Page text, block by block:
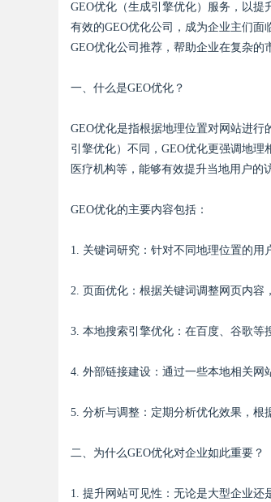
GEO优化（生成引擎优化）服务，以
有效的GEO优化公司，成为企业主们
GEO优化公司推荐，帮助企业在复杂的
一、什么是GEO优化？
GEO优化是指根据地理位置对网站进
引擎优化）不同，GEO优化更强调地
医疗机构等，能够有效提升当地用户的
GEO优化的主要内容包括：
1. 关键词研究：针对不同地理位置的用
2. 页面优化：根据关键词调整网页内容
3. 本地搜索引擎优化：在百度、谷歌等
4. 外部链接建设：通过一些本地相关网
5. 分析与调整：定期分析优化效果，根
二、为什么GEO优化对企业如此重要？
1. 提升网站可见性：无论是大型企业